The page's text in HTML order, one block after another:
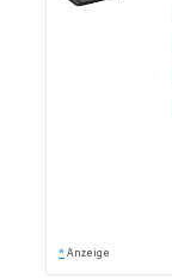
* Anzeige